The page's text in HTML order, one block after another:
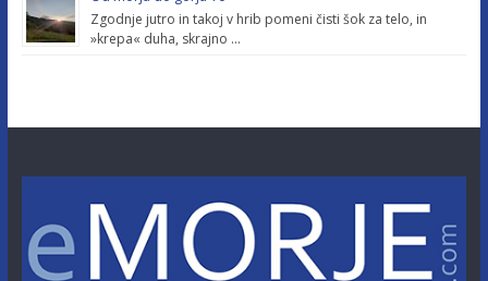
Zgodnje jutro in takoj v hrib pomeni čisti šok za telo, in
»krepa« duha, skrajno …